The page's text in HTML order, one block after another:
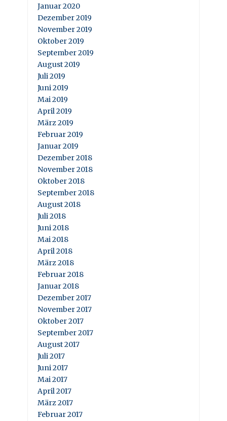
Januar 2020
Dezember 2019
November 2019
Oktober 2019
September 2019
August 2019
Juli 2019
Juni 2019
Mai 2019
April 2019
März 2019
Februar 2019
Januar 2019
Dezember 2018
November 2018
Oktober 2018
September 2018
August 2018
Juli 2018
Juni 2018
Mai 2018
April 2018
März 2018
Februar 2018
Januar 2018
Dezember 2017
November 2017
Oktober 2017
September 2017
August 2017
Juli 2017
Juni 2017
Mai 2017
April 2017
März 2017
Februar 2017